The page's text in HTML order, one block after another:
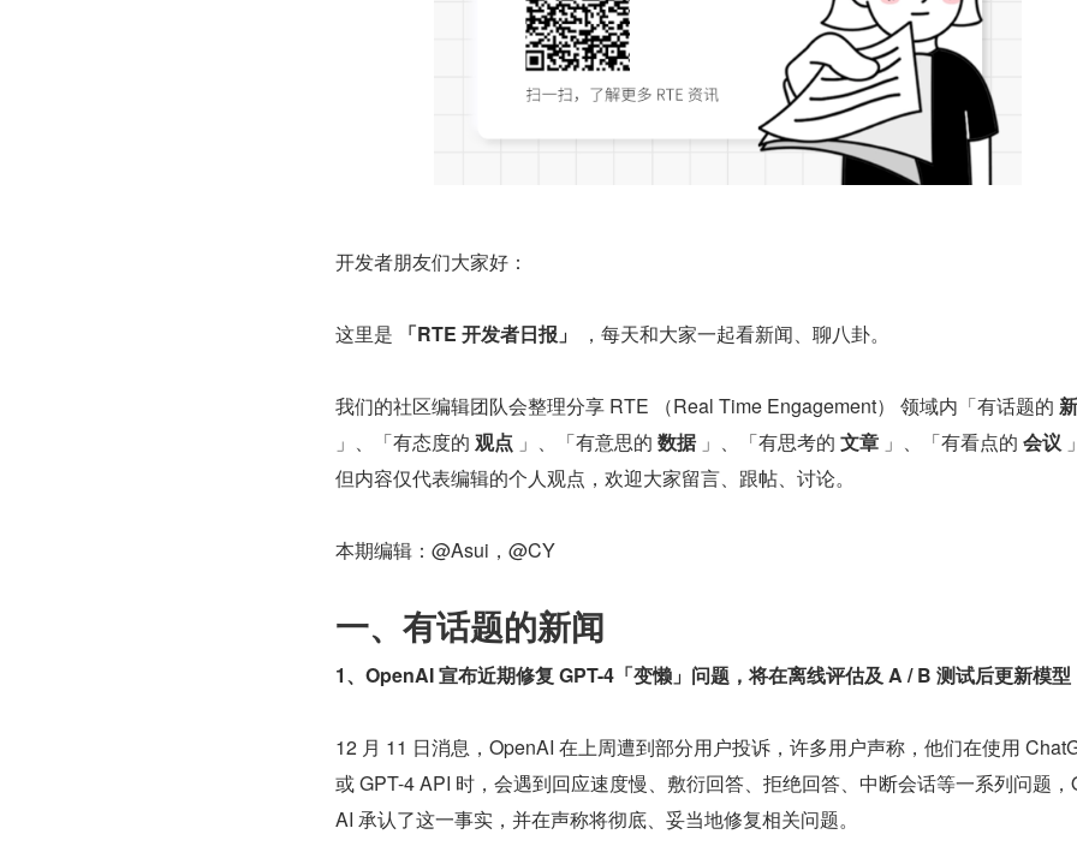
开发者朋友们大家好：
这里是 「RTE 开发者日报」 ，每天和大家一起看新闻、聊八卦。
我们的社区编辑团队会整理分享 RTE （Real Time Engagement） 领域内「有话题的
」、「有态度的 观点 」、「有意思的 数据 」、「有思考的 文章 」、「有看点的 会议
但内容仅代表编辑的个人观点，欢迎大家留言、跟帖、讨论。
本期编辑：@Asui，@CY
一、有话题的新闻
1、OpenAI 宣布近期修复 GPT-4「变懒」问题，将在离线评估及 A / B 测试后更新模型
12 月 11 日消息，OpenAI 在上周遭到部分用户投诉，许多用户声称，他们在使用
或 GPT-4 API 时，会遇到回应速度慢、敷衍回答、拒绝回答、中断会话等一系列问题，
AI 承认了这一事实，并在声称将彻底、妥当地修复相关问题。